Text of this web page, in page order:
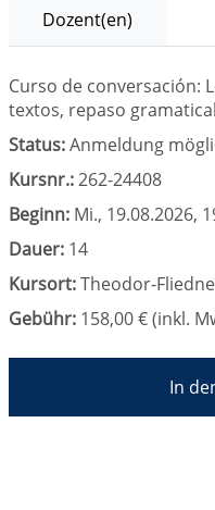
Dozent(en)
Curso de conversación:
textos, repaso
Status: Anmeldung
Kursnr.:262-24408
Beginn: Mi., 19.08.2026,
Dauer:14
Kursort:Theodor-
Gebühr:158,00 € (inkl.
In